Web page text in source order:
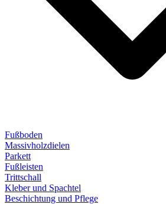
Fußboden
Massivholzdielen
Parkett
Fußleisten
Trittschall
Kleber und Spachtel
Beschichtung und Pflege